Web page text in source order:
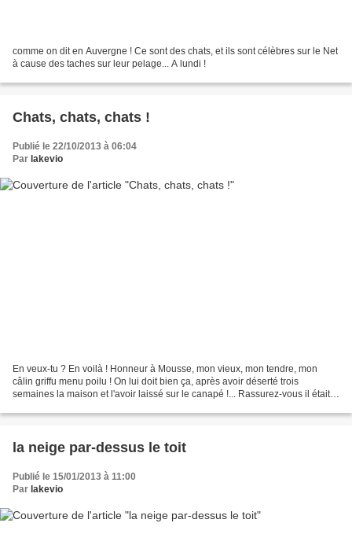
comme on dit en Auvergne ! Ce sont des chats, et ils sont célèbres sur le Net
à cause des taches sur leur pelage... A lundi !
Chats, chats, chats !
Publié le 22/10/2013 à 06:04
Par lakevio
En veux-tu ? En voilà ! Honneur à Mousse, mon vieux, mon tendre, mon
câlin griffu menu poilu ! On lui doit bien ça, après avoir déserté trois
semaines la maison et l'avoir laissé sur le canapé !... Rassurez-vous il était
la neige par-dessus le toit
Publié le 15/01/2013 à 11:00
Par lakevio